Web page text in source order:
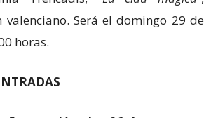
valenciano. Será el domingo 29 de
horas.